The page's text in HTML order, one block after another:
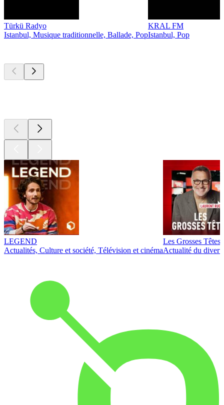
Türkü Radyo
Istanbul, Musique traditionnelle, Ballade, Pop
KRAL FM
Istanbul, Pop
LEGEND
Actualités, Culture et société, Télévision et cinéma
Les Grosses Têtes
Actualité du